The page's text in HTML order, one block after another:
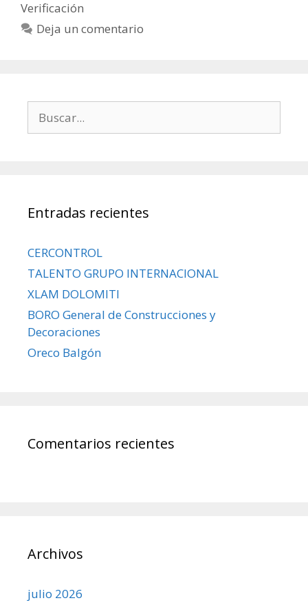
Verificación
Deja un comentario
Entradas recientes
CERCONTROL
TALENTO GRUPO INTERNACIONAL
XLAM DOLOMITI
BORO General de Construcciones y
Decoraciones
Oreco Balgón
Comentarios recientes
Archivos
julio 2026